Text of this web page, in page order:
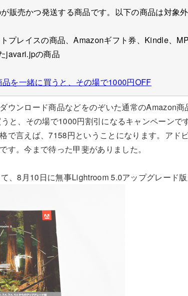
販売かつ発送する商品です。以下の商品は対象
プレイスの商品、Amazonギフト券、Kindle、
javari.jpの商品
を一緒に買うと、その場で1000円OFF
ウンロード商品などをのぞいた通常のAmazon
と、その場で1000円割引になるキャンペーンで
で言えば、7158円ということになります。アド
す。今まで待った甲斐がありました。
、8月10日に無事Lightroom 5.0アップグレード版